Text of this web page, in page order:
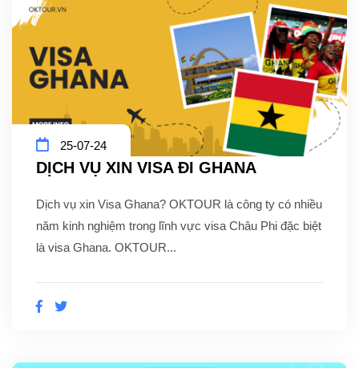
25-07-24
DỊCH VỤ XIN VISA ĐI GHANA
Dịch vụ xin Visa Ghana? OKTOUR là công ty có nhiều
năm kinh nghiệm trong lĩnh vực visa Châu Phi đặc biệt
là visa Ghana. OKTOUR...